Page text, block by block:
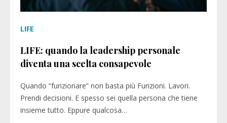
LIFE
LIFE: quando la leadership personale
diventa una scelta consapevole
Quando “funzionare” non basta più Funzioni. Lavori.
Prendi decisioni. E spesso sei quella persona che tiene
insieme tutto. Eppure qualcosa…